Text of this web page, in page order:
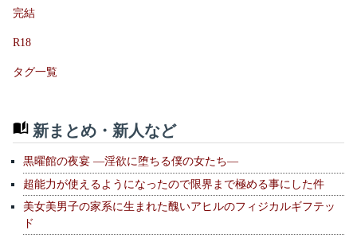
完結
R18
タグ一覧
新まとめ・新人など
黒曜館の夜宴 —淫欲に堕ちる僕の女たち—
超能力が使えるようになったので限界まで極める事にした件
美女美男子の家系に生まれた醜いアヒルのフィジカルギフテッ
ド